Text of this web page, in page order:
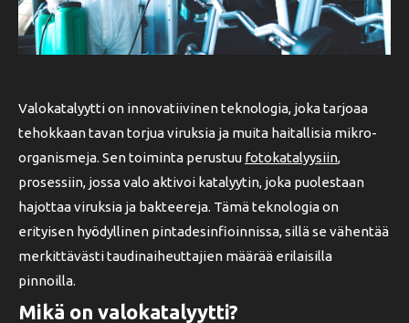
Valokatalyytti on innovatiivinen teknologia, joka tarjoaa
tehokkaan tavan torjua viruksia ja muita haitallisia mikro-
organismeja. Sen toiminta perustuu fotokatalyysiin,
prosessiin, jossa valo aktivoi katalyytin, joka puolestaan
hajottaa viruksia ja bakteereja. Tämä teknologia on
erityisen hyödyllinen pintadesinfioinnissa, sillä se vähentää
merkittävästi taudinaiheuttajien määrää erilaisilla
pinnoilla.
Mikä on valokatalyytti?